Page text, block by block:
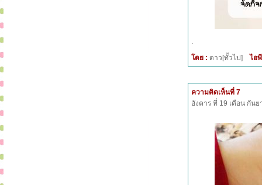
.
โดย : ดาว[ทั้วไป] ไอ
ความคิดเห็นที่ 7
อังคาร ที่ 19 เดือน กัน